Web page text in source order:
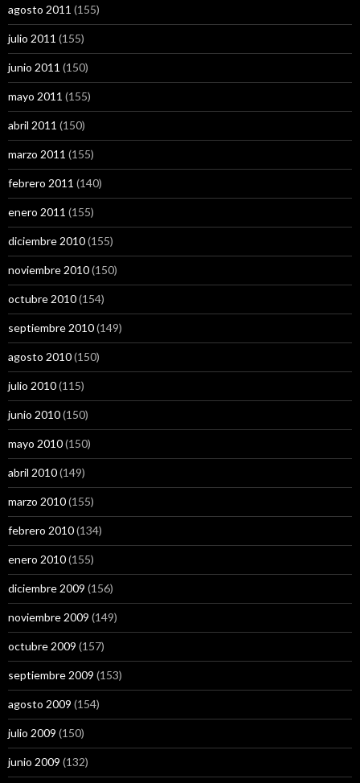
agosto 2011 (155)
julio 2011 (155)
junio 2011 (150)
mayo 2011 (155)
abril 2011 (150)
marzo 2011 (155)
febrero 2011 (140)
enero 2011 (155)
diciembre 2010(155)
noviembre 2010(150)
octubre 2010(154)
septiembre 2010(149)
agosto 2010(150)
julio 2010(115)
junio 2010(150)
mayo 2010(150)
abril 2010(149)
marzo 2010(155)
febrero 2010(134)
enero 2010(155)
diciembre 2009 (156)
noviembre 2009 (149)
octubre 2009 (157)
septiembre 2009 (153)
agosto 2009 (154)
julio 2009 (150)
junio 2009 (132)